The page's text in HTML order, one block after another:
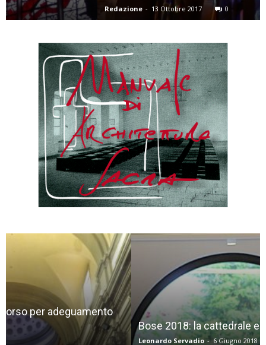
Redazione - 13 Ottobre 2017 0
Bose 2018: la cattedrale e la prossimità
Leonardo Servadio 6 Giugno 2018 0